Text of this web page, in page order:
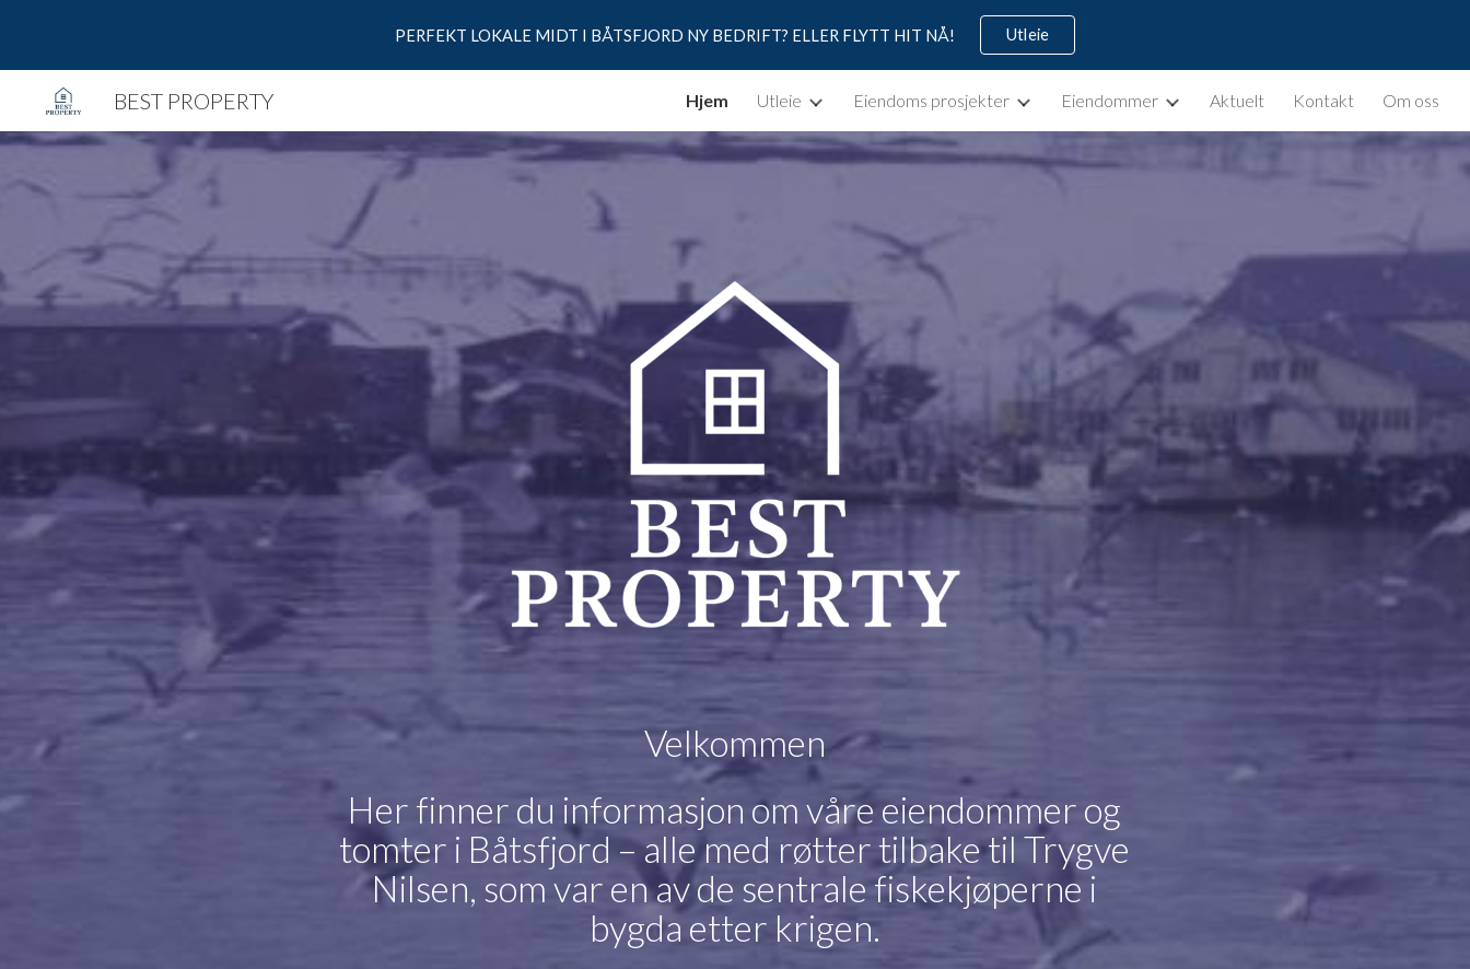
Skip to main content Skip to navigation
PERFEKT LOKALE MIDT I BÅTSFJORD NY BEDRIFT? ELLER FLYTT HIT NÅ! Utleie
BEST PROPERTY Hjem Utleie Eiendoms prosjekter Eiendommer Aktuelt Kontakt Om oss
Velkommen
Her finner du informasjon om våre eiendommer og
tomter i Båtsfjord – alle med røtter tilbake til Trygve
Nilsen, som var en av de sentrale fiskekjøperne i
bygda etter krigen.